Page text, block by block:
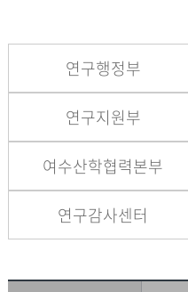
연구행정부
연구지원부
여수산학협력본부
연구감사센터